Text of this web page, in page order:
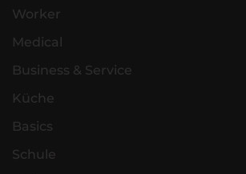
Worker
Medical
Business & Service
Küche
Basics
Schule